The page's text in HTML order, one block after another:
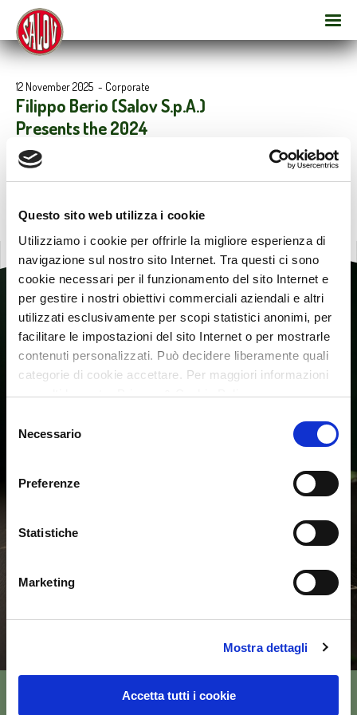
Questo sito web utilizza i cookie
Utilizziamo i cookie per offrirle la migliore esperienza di
navigazione sul nostro sito Internet. Tra questi ci sono
cookie necessari per il funzionamento del sito Internet e
per gestire i nostri obiettivi commerciali aziendali e altri
utilizzati esclusivamente per scopi statistici anonimi, per
facilitare le impostazioni del sito Internet o per mostrarle
contenuti personalizzati. Può decidere liberamente quali
categorie di cookie accettare. Per maggiori informazioni
consulti la nostra Privacy & Cookie Policy
delNecessario
Preferenze
Statistiche
Marketing
Mostra dettagli
Accetta tutti i cookie
12 November 2025 - Corporate
Filippo Berio (Salov S.p.A.)
Presents the 2024
Sustainability Report
CONTACT US